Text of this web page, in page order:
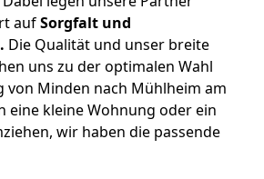
aufSorgfalt und
Die Qualität und unser breite
uns zu der optimalen Wahl
von Minden nach Mühlheim am
eine kleine Wohnung oder ein
wir haben die passende